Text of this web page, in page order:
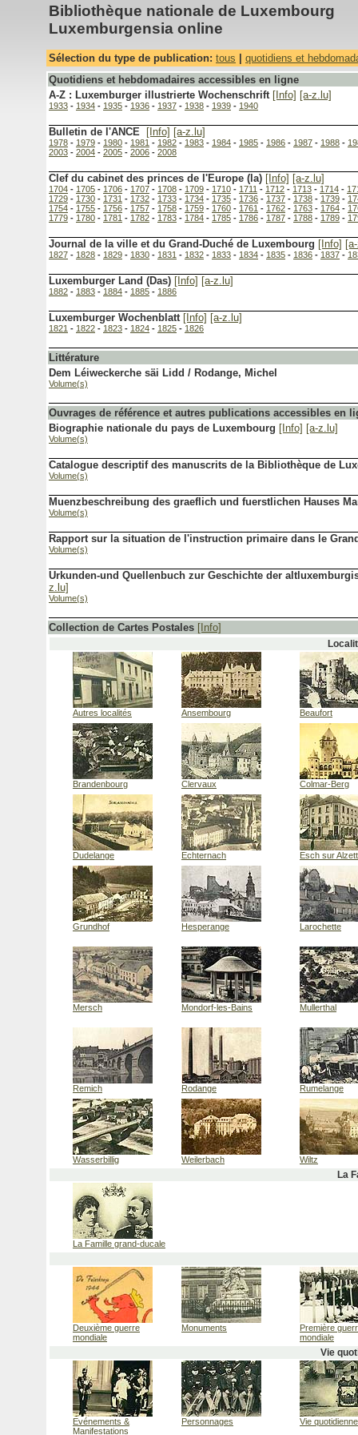
Bibliothèque nationale de Luxembourg
Luxemburgensia online
Sélection du type de publication: tous
quotidiens et
Quotidiens et hebdomadaires accessibles en ligne
A-Z : Luxemburger illustrierte Wochenschrift [Info] [a-z.lu]
1933 - 1934 - 1935 - 1936 - 1937 - 1938 - 1939 - 1940
Bulletin de l'ANCE [Info] [a-z.lu]
1978 - 1979 - 1980 - 1981 - 1982 - 1983 - 1984 - 1985 - 1986 - 1987 - 1988 -
2003 - 2004 - 2005 - 2006 - 2008
Clef du cabinet des princes de l'Europe (la) [Info] [a-z.lu]
1704 - 1705 - 1706 - 1707 - 1708 - 1709 - 1710 - 1711 - 1712 - 1713 - 1714 -
1729 - 1730 - 1731 - 1732 - 1733 - 1734 - 1735 - 1736 - 1737 - 1738 - 1739 -
1754 - 1755 - 1756 - 1757 - 1758 - 1759 - 1760 - 1761 - 1762 - 1763 - 1764 -
1779 - 1780 - 1781 - 1782 - 1783 - 1784 - 1785 - 1786 - 1787 - 1788 - 1789 -
Journal de la ville et du Grand-Duché de Luxembourg [Info]
1827 - 1828 - 1829 - 1830 - 1831 - 1832 - 1833 - 1834 - 1835 - 1836 - 1837 -
Luxemburger Land (Das) [Info] [a-z.lu]
1882 - 1883 - 1884 - 1885 - 1886
Luxemburger Wochenblatt [Info] [a-z.lu]
1821 - 1822 - 1823 - 1824 - 1825 - 1826
Littérature
Dem Léiweckerche säi Lidd / Rodange, Michel
Volume(s)
Ouvrages de référence et autres publications accessibles en
Biographie nationale du pays de Luxembourg [Info] [a-z.lu]
Volume(s)
Catalogue descriptif des manuscrits de la Bibliothèque de
Volume(s)
Muenzbeschreibung des graeflich und fuerstlichen Hauses
Volume(s)
Rapport sur la situation de l'instruction primaire dans le
Volume(s)
Urkunden-und Quellenbuch zur Geschichte der
z.lu]
Volume(s)
Collection de Cartes Postales [Info]
Autres localités Ansembourg Beaufort
Brandenbourg Clervaux Colmar-Berg
Dudelange Echternach Esch sur
Grundhof Hesperange Larochette
Mersch Mondorf-les-Bains Mullerthal
Remich Rodange Rumelange
Wasserbillig Weilerbach Wiltz
La
La Famille grand-ducale
Deuxième guerre
mondiale
Monuments
Première
mondiale
Vie
Evénements &
Manifestations
Personnages Vie quotidienne